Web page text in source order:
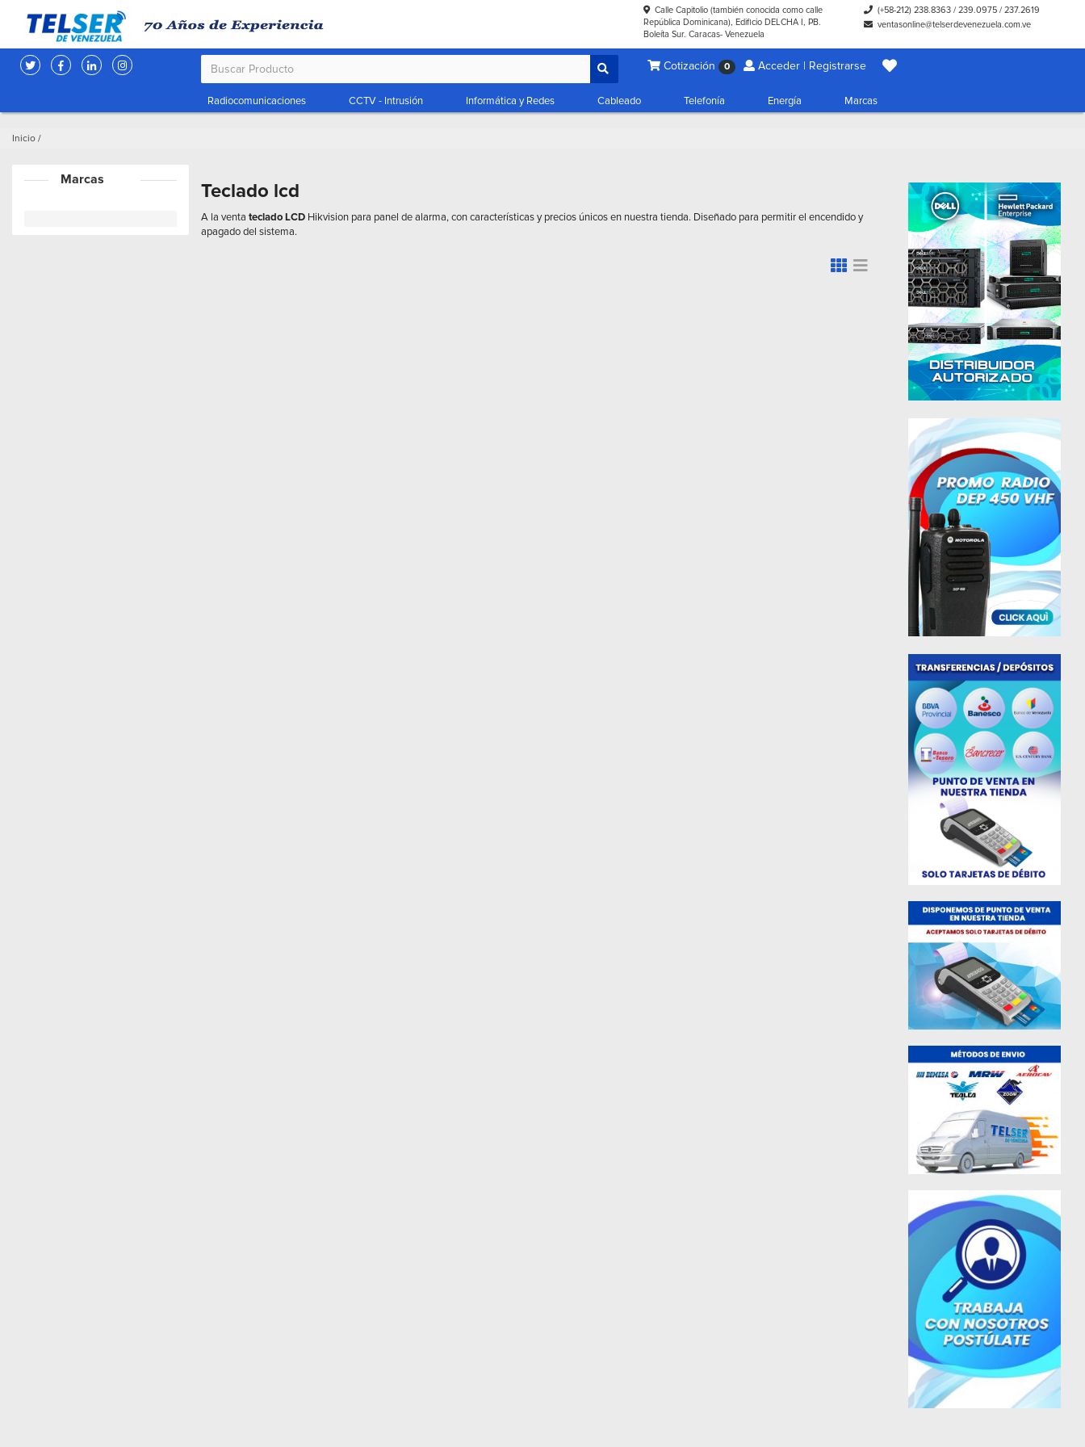
Calle Capitolio (también conocida como calle
República Dominicana), Edificio DELCHA I, PB.
Boleíta Sur. Caracas- Venezuela
(+58-212) 238.8363 /239.0975 /237.2619
ventasonline@telserdevenezuela.com.ve
Cotización 0 Acceder | Registrarse
Radiocomunicaciones CCTV - Intrusión Informática y Redes Cableado Telefonía Energía Marcas
Inicio /
Marcas Teclado lcd
A la venta teclado LCD Hikvision para panel de alarma, con características y precios únicos en nuestra tienda. Diseñado para permitir el encendido y
apagado del sistema.